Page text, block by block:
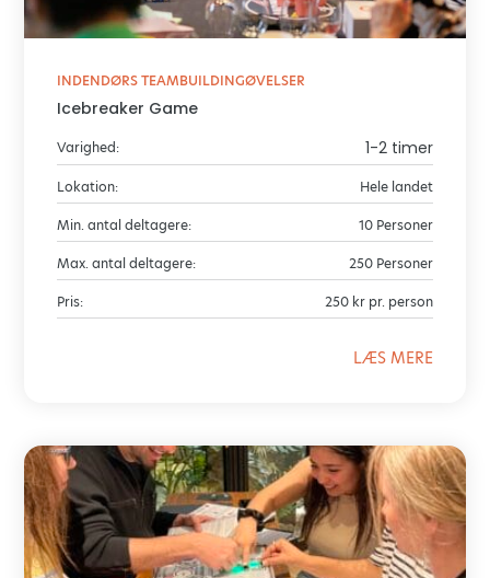
INDENDØRS TEAMBUILDINGØVELSER
Icebreaker Game
Varighed: 1-2 timer
Lokation: Hele landet
Min. antal deltagere: 10 Personer
Max. antal deltagere: 250 Personer
Pris: 250 kr pr. person
LÆS MERE